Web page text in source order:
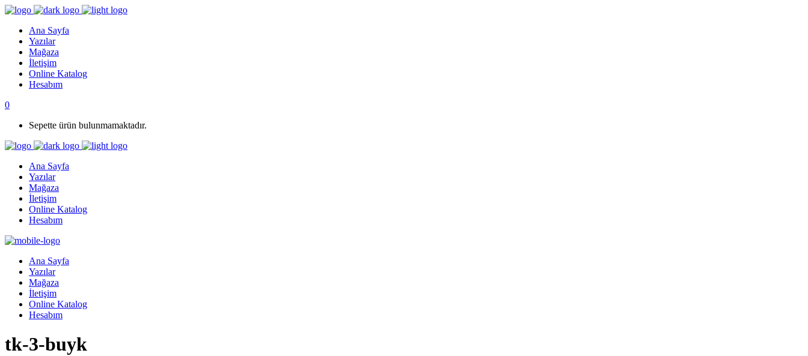
Ana Sayfa
Yazılar
Mağaza
İletişim
Online Katalog
Hesabım
0
Sepette ürün bulunmamaktadır.
Ana Sayfa
Yazılar
Mağaza
İletişim
Online Katalog
Hesabım
Ana Sayfa
Yazılar
Mağaza
İletişim
Online Katalog
Hesabım
tk-3-buyk